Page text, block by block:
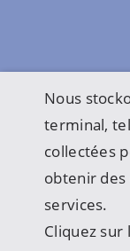
Nous
terminal,
collectées
obtenir
services.
Cliquez sur